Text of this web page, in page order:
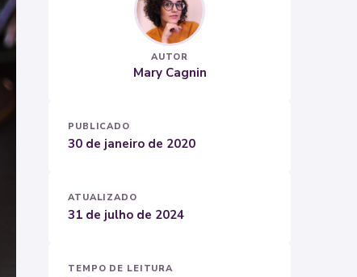
AUTOR
Mary Cagnin
PUBLICADO
30 de janeiro de 2020
ATUALIZADO
31 de julho de 2024
TEMPO DE LEITURA